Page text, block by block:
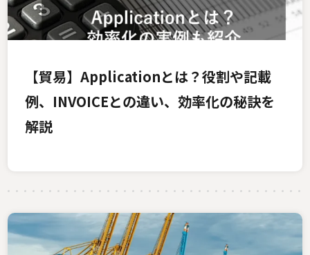
【貿易】Applicationとは？役割や記載
例、INVOICEとの違い、効率化の秘訣を
解説